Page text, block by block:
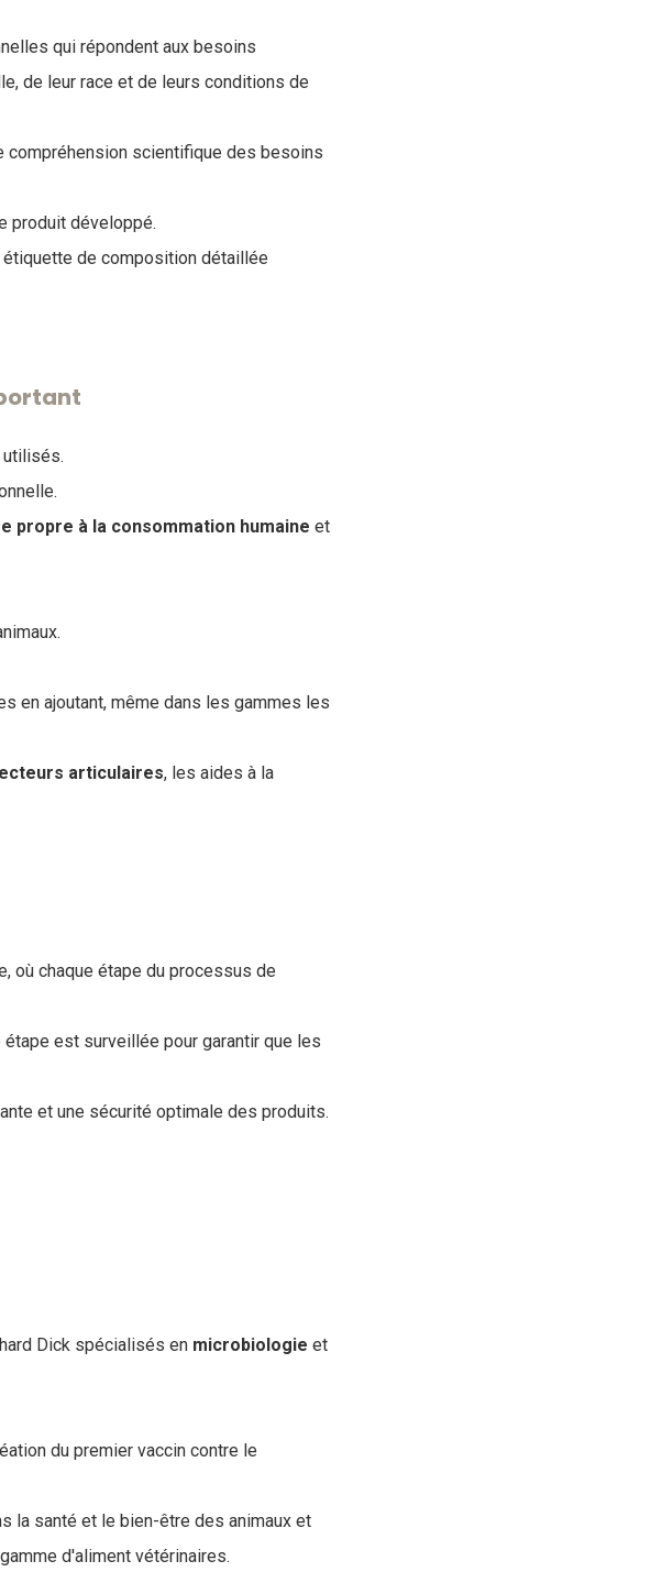
qui répondent aux besoins
de leur race et de leurs conditions de
compréhension scientifique des besoins
produit développé.
étiquette de composition détaillée
utilisés.
propre à la consommation humaine et
en ajoutant, même dans les gammes les
articulaires, les aides à la
où chaque étape du processus de
est surveillée pour garantir que les
et une sécurité optimale des produits.
Dick spécialisés en microbiologie et
du premier vaccin contre le
la santé et le bien-être des animaux et
d'aliment vétérinaires.